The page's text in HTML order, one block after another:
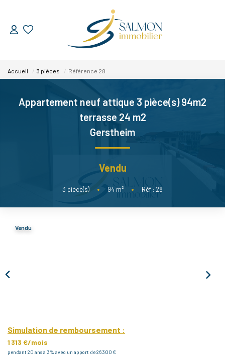
ESTIMER
VENDRE
Nos Services
Nos Réussites
LOUER
Accueil 3 pièces Référence 28
Appartement neuf attique 3 pièce(s) 94m2
terrasse 24 m2
Gerstheim
Vendu
3 pièce(s) • 94 m² • Réf : 28
Vendu
Simulation de remboursement :
1 313 €/mois
pendant 20 ans à 3% avec un apport de 26 300 €